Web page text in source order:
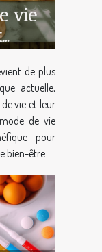
vie
de plus
actuelle,
vie et leur
de vie
pour
bien-être...